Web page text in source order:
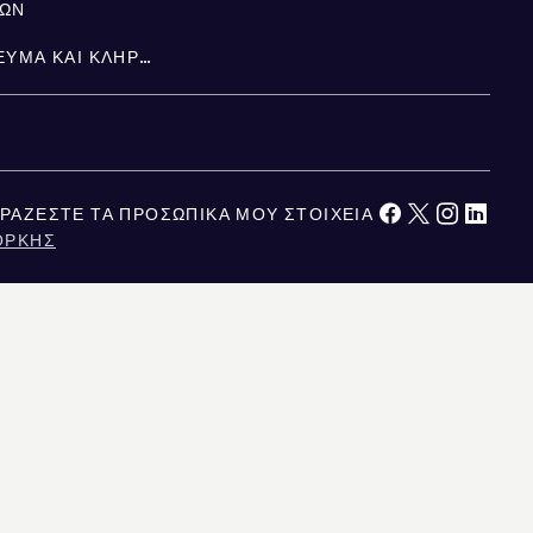
ΚΛΗΡΟΝΟΜΙΆ, ΚΑΤΑΠΊΣΤΕΥΜΑ ΚΑΙ ΚΛΗΡΟΝΟΜΙΚΉ ΔΙΑΔΟΧΉ
ΤΑ ΠΡΟΣΩΠΙΚΆ ΜΟΥ ΣΤΟΙΧΕΊΑ